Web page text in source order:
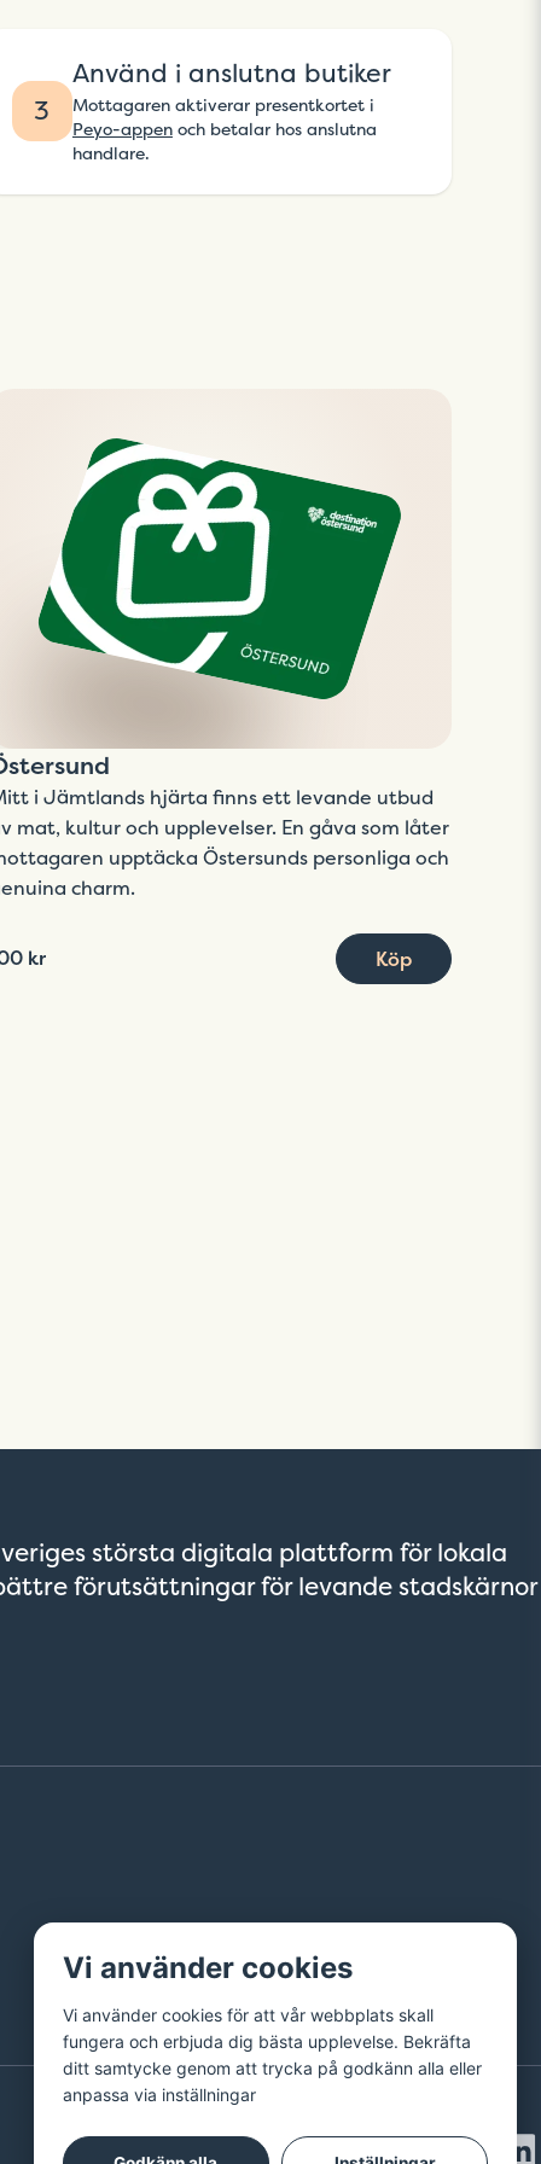
3
Använd i anslutna butiker
Mottagaren aktiverar presentkortet i
Peyo-appenoch betalar hos anslutna
handlare.
i Jämtlands hjärta finns ett levande utbud
mat, kultur och upplevelser. En gåva som låter
upptäcka Östersunds personliga och
charm.
kr Köp
största digitala plattform för lokala
förutsättningar för levande stadskärnor
Vi använder cookies
Vi använder cookies för att vår webbplats skall
fungera och erbjuda dig bästa upplevelse. Bekräfta
ditt samtycke genom att trycka på godkänn alla eller
anpassa via inställningar